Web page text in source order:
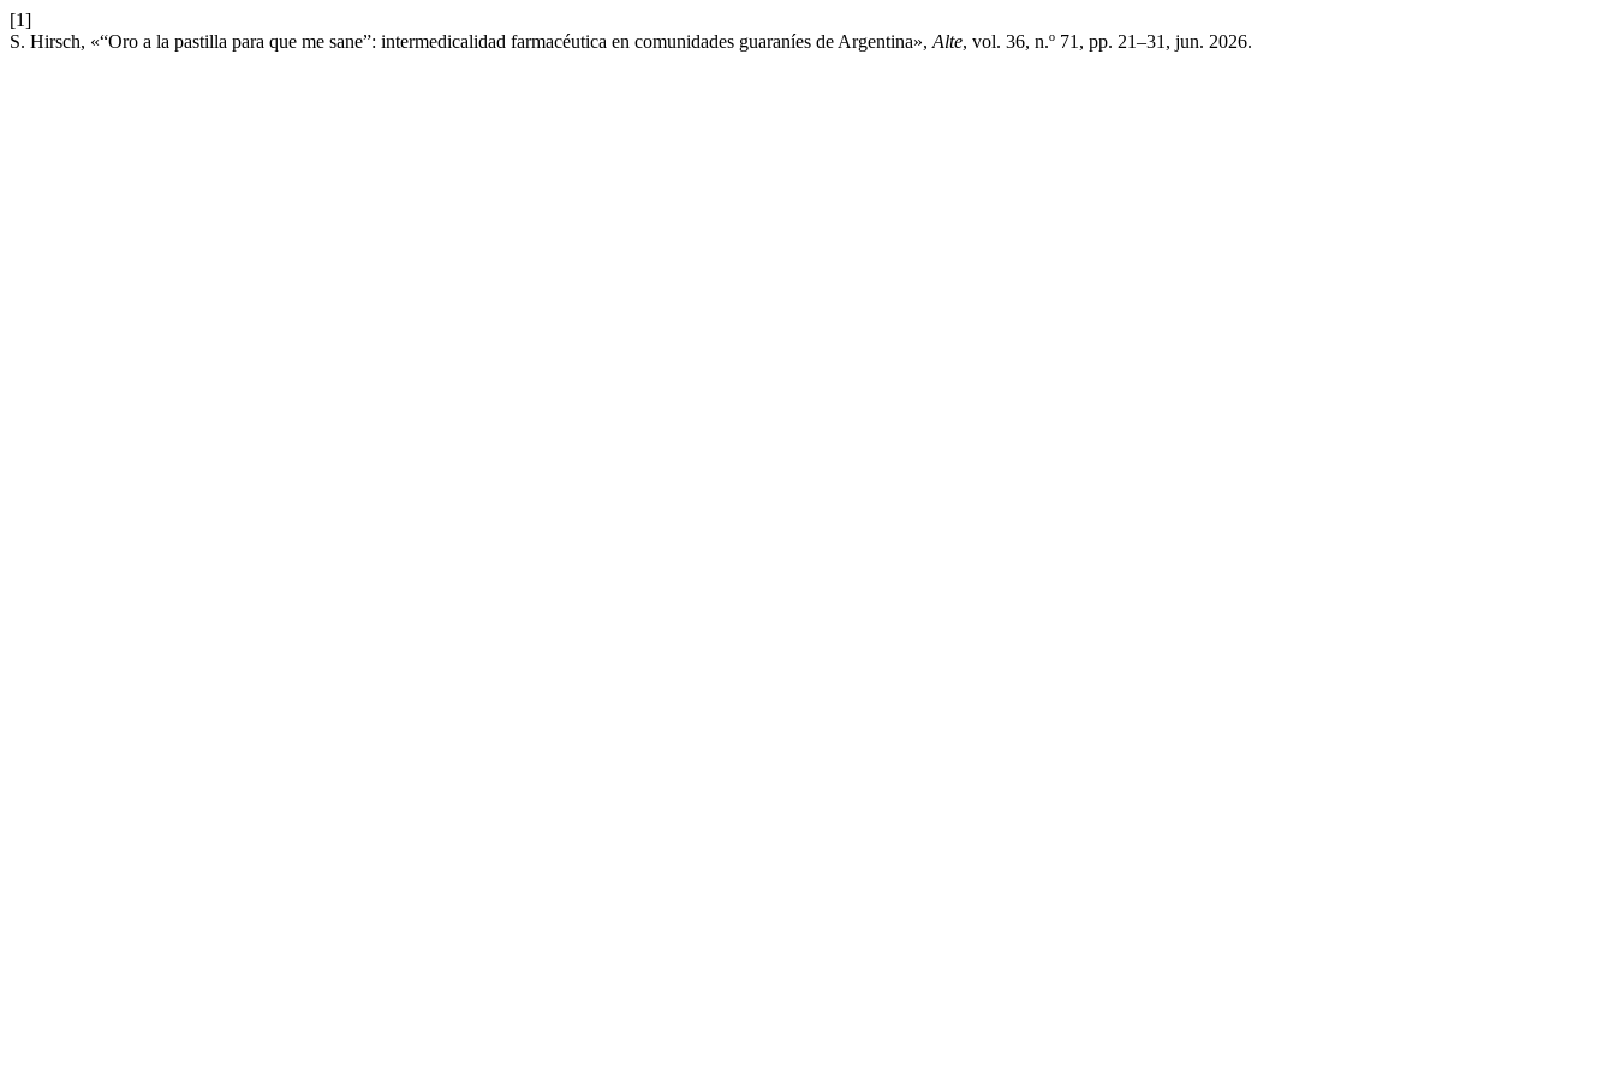
[1]
S. Hirsch, «“Oro a la pastilla para que me sane”: intermedicalidad farmacéutica en comunidades guaraníes de Argentina», Alte, vol. 36, n.º 71, pp. 21–31, jun. 2026.